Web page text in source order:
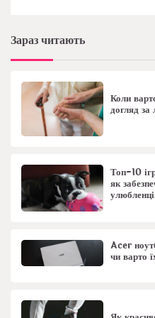
Зараз читають
Коли
догляд
Топ-10
як
Acer
чи варто